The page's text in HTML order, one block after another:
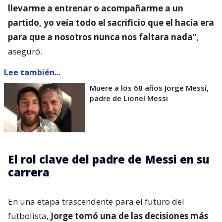
llevarme a entrenar o acompañarme a un
partido, yo veía todo el sacrificio que el hacía era
para que a nosotros nunca nos faltara nada”,
aseguró.
Lee también...
Muere a los 68 años Jorge Messi,
padre de Lionel Messi
El rol clave del padre de Messi en su
carrera
En una etapa trascendente para el futuro del
futbolista, Jorge tomó una de las decisiones más